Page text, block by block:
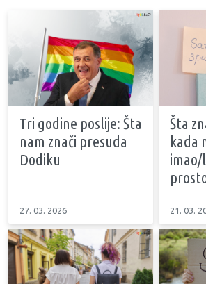
Tri godine poslije: Šta
nam znači presuda
Dodiku
27. 03. 2026
Šta
kada
imao/
21. 03.